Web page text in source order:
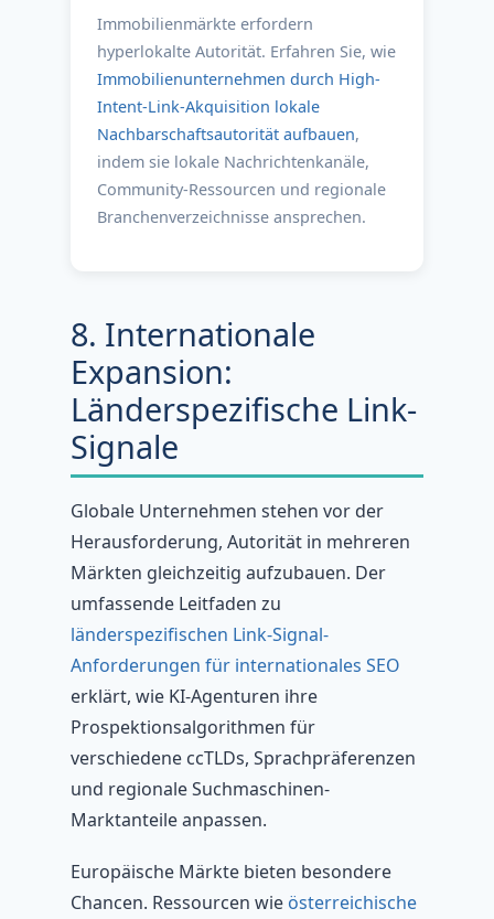
Immobilienmärkte erfordern
hyperlokalte Autorität. Erfahren Sie, wie
Immobilienunternehmen durch High-
Intent-Link-Akquisition lokale
Nachbarschaftsautorität aufbauen,
indem sie lokale Nachrichtenkanäle,
Community-Ressourcen und regionale
Branchenverzeichnisse ansprechen.
8. Internationale
Expansion:
Länderspezifische Link-
Signale
Globale Unternehmen stehen vor der
Herausforderung, Autorität in mehreren
Märkten gleichzeitig aufzubauen. Der
umfassende Leitfaden zu
länderspezifischen Link-Signal-
Anforderungen für internationales SEO
erklärt, wie KI-Agenturen ihre
Prospektionsalgorithmen für
verschiedene ccTLDs, Sprachpräferenzen
und regionale Suchmaschinen-
Marktanteile anpassen.
Europäische Märkte bieten besondere
Chancen. Ressourcen wie österreichische